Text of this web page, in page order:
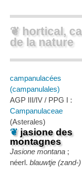
❦ hortical,
de la nature
campanulacées
(campanulales)
AGP III/IV / PPG I :
Campanulaceae
(Asterales)
❦jasione des
montagnes
Jasione montana ;
néerl. blauwtje (zand-)